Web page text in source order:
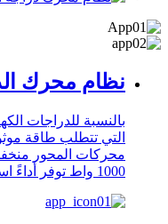
نظام محرك
بالنسبة للدراجات
التي تتطلب طاقة
1000 واط توفر أداءً استثنائيًا.